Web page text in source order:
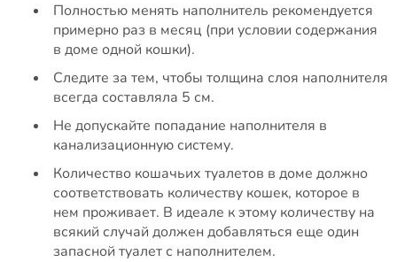
Полностью менять наполнитель рекомендуется
примерно раз в месяц (при условии содержания
в доме одной кошки).
Следите за тем, чтобы толщина слоя наполнителя
всегда составляла 5 см.
Не допускайте попадание наполнителя в
канализационную систему.
Количество кошачьих туалетов в доме должно
соответствовать количеству кошек, которое в
нем проживает. В идеале к этому количеству на
всякий случай должен добавляться еще один
запасной туалет с наполнителем.